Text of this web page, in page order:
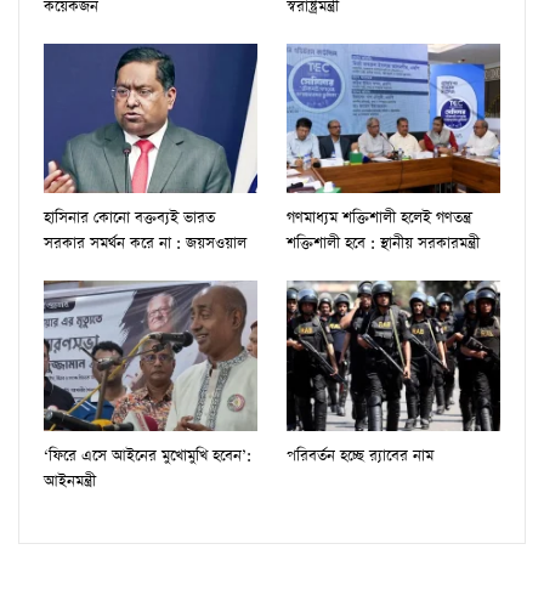
কয়েকজন স্বরাষ্ট্রমন্ত্রী
হাসিনার কোনো বক্তব্যই ভারত
সরকার সমর্থন করে না : জয়সওয়াল
গণমাধ্যম শক্তিশালী হলেই গণতন্ত্র
শক্তিশালী হবে : স্থানীয় সরকারমন্ত্রী
‘ফিরে এসে আইনের মুখোমুখি হবেন’:
আইনমন্ত্রী
পরিবর্তন হচ্ছে র‌্যাবের নাম